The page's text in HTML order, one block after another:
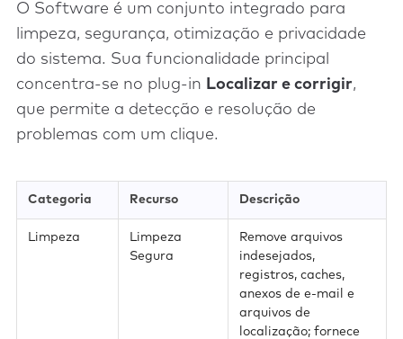
O Software é um conjunto integrado para
limpeza, segurança, otimização e privacidade
do sistema. Sua funcionalidade principal
concentra-se no plug-in Localizar e corrigir,
que permite a detecção e resolução de
problemas com um clique.
Categoria Recurso Descrição
Limpeza
Limpeza
Segura
Remove arquivos
indesejados,
registros, caches,
anexos de e-mail e
arquivos de
localização; fornece